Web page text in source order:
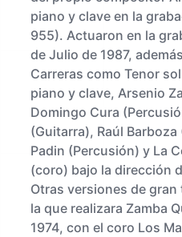
piano y clave en la
955). Actuaron en la
de Julio de 1987,
Carreras como Tenor
piano y clave, Arsenio
Domingo Cura
(Guitarra), Raúl
Padin (Percusión) y La
(coro) bajo la dirección
Otras versiones de
la que realizara Zamba
1974, con el coro Los